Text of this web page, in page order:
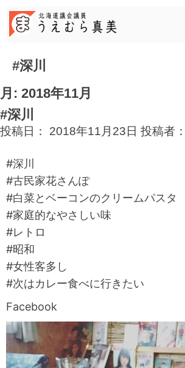
content
#深川
月: 2018年11月
#深川
投稿日： 2018年11月23日 投稿者：
#深川
#古民家花さんぽ
#白菜とベーコンのクリームパスタ
#家庭的なやさしい味
#レトロ
#昭和
#女性客多し
#次はカレー食べに行きたい
Facebook